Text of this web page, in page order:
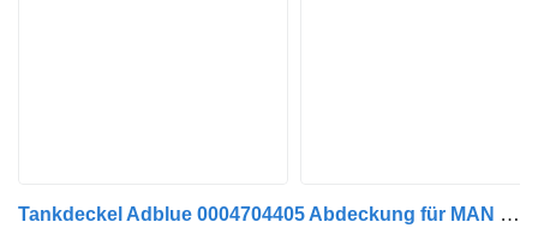
Tankdeckel Adblue 0004704405 Abdeckung für MAN MERCEDES, VW Sattelzugmaschine